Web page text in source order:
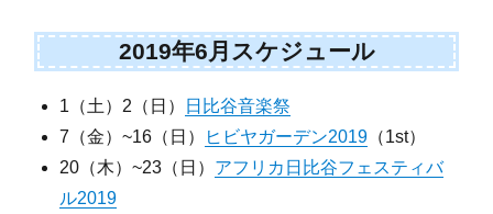
2019年6月スケジュール
1（土）2（日）
日比谷音楽祭
7（金）~16（日）
ヒビヤガーデン2019 （1st）
20（木）~23（日） アフリカ日比谷フェスティバ
ル2019